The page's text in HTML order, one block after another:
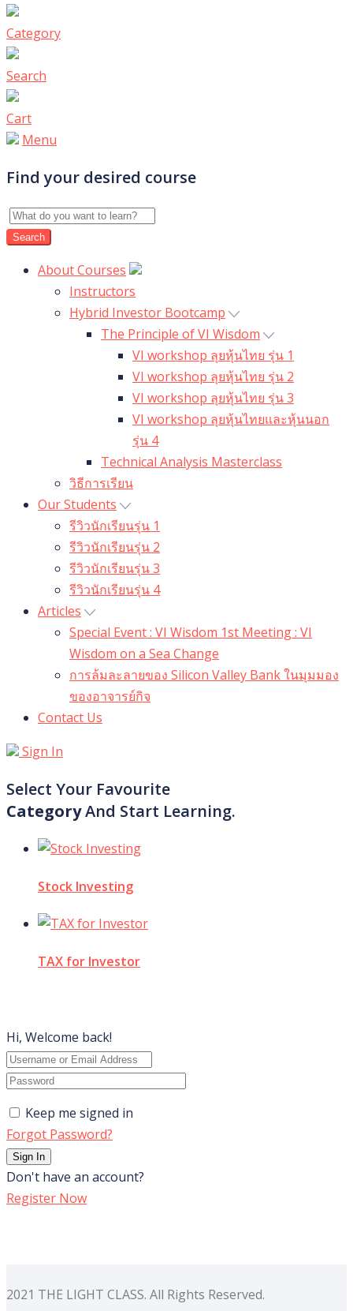
Category
Search
Cart
Menu
Find your desired course
About Courses
Instructors
Hybrid Investor Bootcamp
The Principle of VI Wisdom
VI workshop ลุยหุ้นไทย รุ่น 1
VI workshop ลุยหุ้นไทย รุ่น 2
VI workshop ลุยหุ้นไทย รุ่น 3
VI workshop ลุยหุ้นไทยและหุ้นนอก
รุ่น 4
Technical Analysis Masterclass
วิธีการเรียน
Our Students
รีวิวนักเรียนรุ่น 1
รีวิวนักเรียนรุ่น 2
รีวิวนักเรียนรุ่น 3
รีวิวนักเรียนรุ่น 4
Articles
Special Event : VI Wisdom 1st Meeting : VI
Wisdom on a Sea Change
การล้มละลายของ Silicon Valley Bank ในมุมมอง
ของอาจารย์กิจ
Contact Us
Sign In
Select Your Favourite
CategoryAnd Start Learning.
Stock Investing
TAX for Investor
Hi, Welcome back!
Keep me signed in
Forgot Password?
Sign In
Don't have an account?
Register Now
2021 THE LIGHT CLASS. All Rights Reserved.